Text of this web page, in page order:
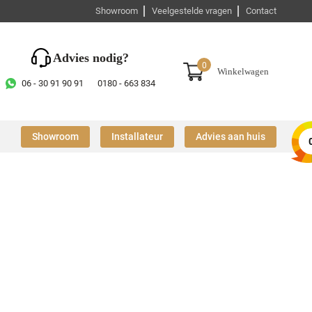
Showroom Veelgestelde vragen Contact
Advies nodig?
06 - 30 91 90 91 0180 - 663 834
0
Winkelwagen
Showroom Installateur Advies aan huis